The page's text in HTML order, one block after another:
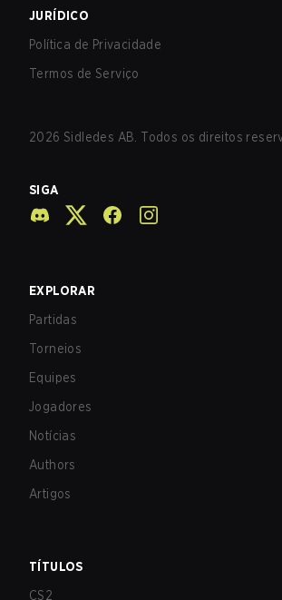
JURÍDICO
Política de Privacidade
Termos de Serviço
2026 Sidledes AB. Todos os direitos
SIGA
EXPLORAR
Partidas
Torneios
Equipes
Jogadores
Notícias
Authors
Artigos
TÍTULOS
CS2